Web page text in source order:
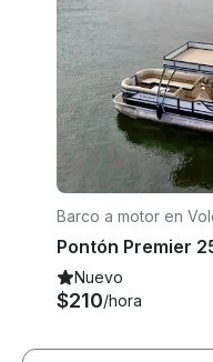
Barco a motor en
Nuevo
$210/hora